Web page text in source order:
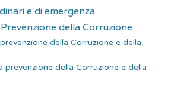
e di emergenza
della Corruzione
della Corruzione e della
prevenzione della Corruzione e della